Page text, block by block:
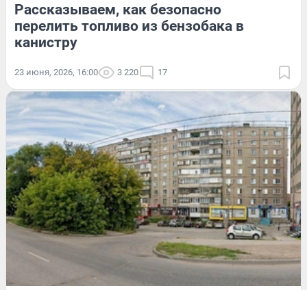
Рассказываем, как безопасно
перелить топливо из бензобака в
канистру
23 июня, 2026, 16:00 3 220 17